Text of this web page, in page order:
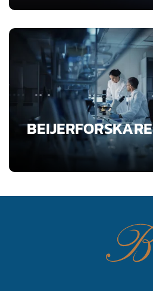
BEIJERFORSKARE